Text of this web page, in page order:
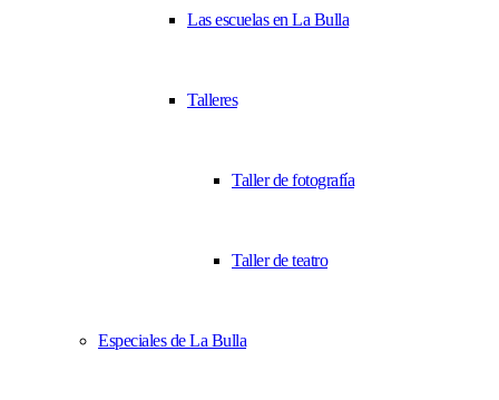
Las escuelas en La Bulla
Talleres
Taller de fotografía
Taller de teatro
Especiales de La Bulla